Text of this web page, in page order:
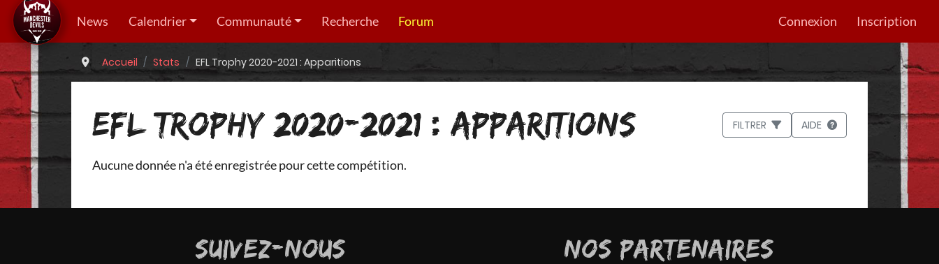
News Calendrier Communauté Recherche Forum Connexion Inscription
Accueil Stats EFL Trophy 2020-2021 : Apparitions
EFL TROPHY 2020-2021 : APPARITIONS FILTRER AIDE
Aucune donnée n'a été enregistrée pour cette compétition.
SUIVEZ-NOUS NOS PARTENAIRES